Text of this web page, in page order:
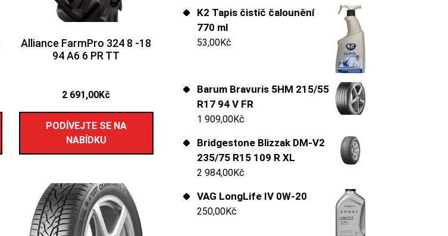
Alliance FarmPro 324 8 -18
94 A6 6 PR TT
2 691,00Kč
PODÍVEJTE SE NA
NABÍDKU
K2 Tapis čistič čalounění
770 ml
53,00Kč
Barum Bravuris 5HM 215/55
R17 94 V FR
1 909,00Kč
Bridgestone Blizzak DM-V2
235/75 R15 109 R XL
2 984,00Kč
VAG LongLife IV 0W-20
250,00Kč